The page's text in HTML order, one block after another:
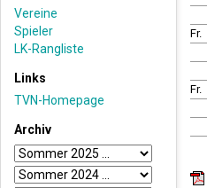
Vereine
Spieler
LK-Rangliste
Links
TVN-Homepage
Archiv
Fr.
Fr.